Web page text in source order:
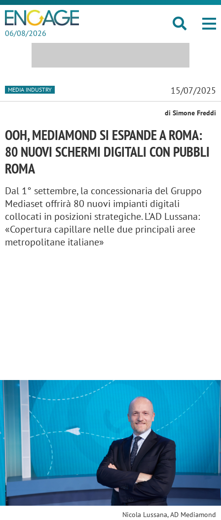
06/08/2026
MEDIA INDUSTRY 15/07/2025
di Simone Freddi
OOH, MEDIAMOND SI ESPANDE A ROMA:
80 NUOVI SCHERMI DIGITALI CON PUBBLI
ROMA
Dal 1° settembre, la concessionaria del Gruppo
Mediaset offrirà 80 nuovi impianti digitali
collocati in posizioni strategiche. L’AD Lussana:
«Copertura capillare nelle due principali aree
metropolitane italiane»
Nicola Lussana, AD Mediamond